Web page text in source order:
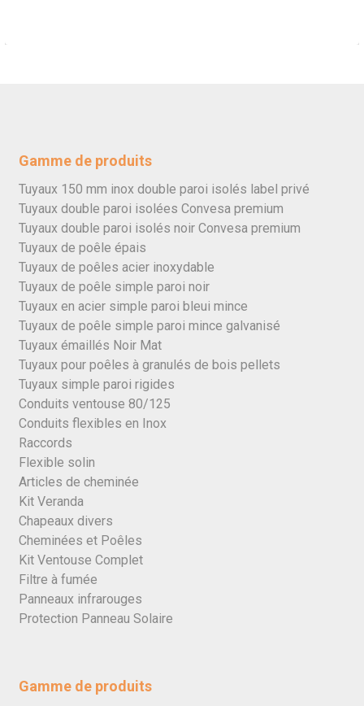
Gamme de produits
Tuyaux 150 mm inox double paroi isolés label privé
Tuyaux double paroi isolées Convesa premium
Tuyaux double paroi isolés noir Convesa premium
Tuyaux de poêle épais
Tuyaux de poêles acier inoxydable
Tuyaux de poêle simple paroi noir
Tuyaux en acier simple paroi bleui mince
Tuyaux de poêle simple paroi mince galvanisé
Tuyaux émaillés Noir Mat
Tuyaux pour poêles à granulés de bois pellets
Tuyaux simple paroi rigides
Conduits ventouse 80/125
Conduits flexibles en Inox
Raccords
Flexible solin
Articles de cheminée
Kit Veranda
Chapeaux divers
Cheminées et Poêles
Kit Ventouse Complet
Filtre à fumée
Panneaux infrarouges
Protection Panneau Solaire
Gamme de produits